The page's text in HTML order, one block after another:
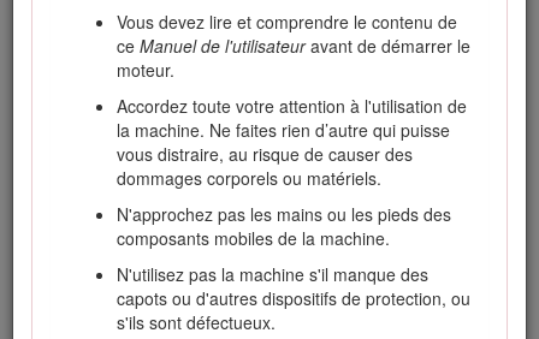
Vous devez lire et comprendre le contenu de
ce Manuel de l'utilisateuravant de démarrer le
moteur.
Accordez toute votre attention à l'utilisation de
la machine. Ne faites rien d’autre qui puisse
vous distraire, au risque de causer des
dommages corporels ou matériels.
N'approchez pas les mains ou les pieds des
composants mobiles de la machine.
N'utilisez pas la machine s'il manque des
capots ou d'autres dispositifs de protection, ou
s'ils sont défectueux.
L'utilisation de ce produit à d'autres fins que celle qui est
prévue peut être dangereuse pour vous-même et pour les
personnes à proximité.
Lisez attentivement cette notice pour apprendre comment
utiliser et entretenir correctement votre produit, et éviter de
l'endommager ou de vous blesser. Vous êtes responsable de
l'utilisation sûre et correcte du produit.
Pour plus d’informations, y compris des conseils de sécurité,
des documents de formation, des renseignements
concernant un accessoire, pour obtenir l'adresse d'un
concessionnaire ou pour enregistrer votre produit, rendez-
vous sur www.Toro.com.